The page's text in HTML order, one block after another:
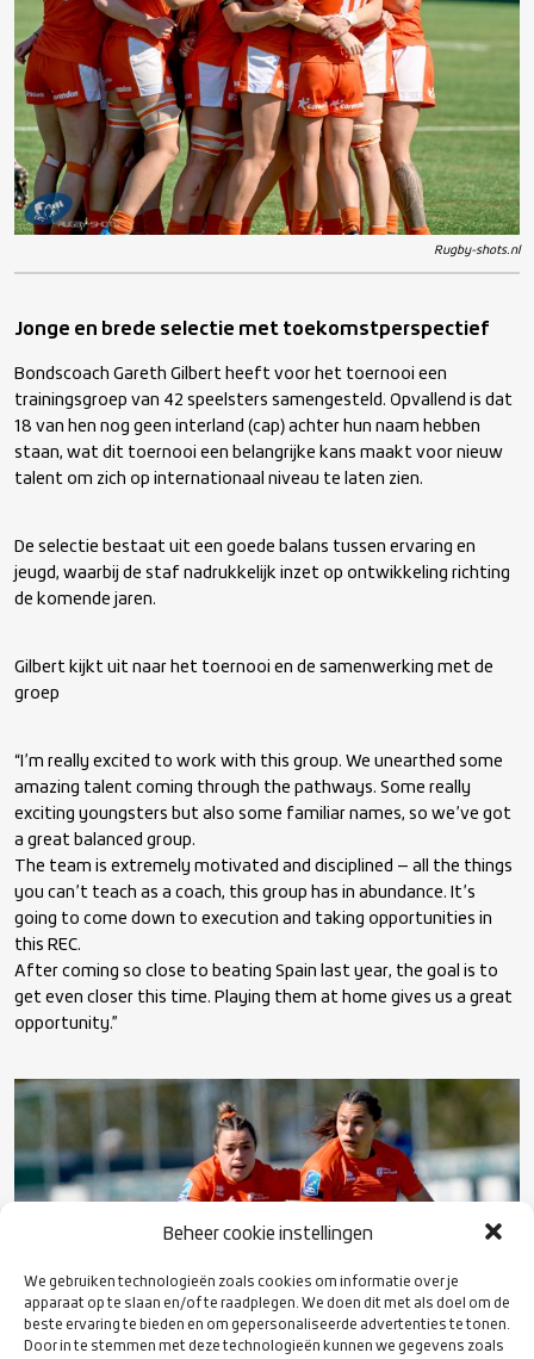
Beheer cookie instellingen
We gebruiken technologieën zoals cookies om informatie over je
apparaat op te slaan en/of te raadplegen. We doen dit met als doel om de
beste ervaring te bieden en om gepersonaliseerde advertenties te tonen.
Door in te stemmen met deze technologieën kunnen we gegevens zoals
Rugby-shots.nl
Jonge en brede selectie met toekomstperspectief
Bondscoach Gareth Gilbert heeft voor het toernooi een
trainingsgroep van 42 speelsters samengesteld. Opvallend is dat
18 van hen nog geen interland (cap) achter hun naam hebben
staan, wat dit toernooi een belangrijke kans maakt voor nieuw
talent om zich op internationaal niveau te laten zien.
De selectie bestaat uit een goede balans tussen ervaring en
jeugd, waarbij de staf nadrukkelijk inzet op ontwikkeling richting
de komende jaren.
Gilbert kijkt uit naar het toernooi en de samenwerking met de
groep
“I’m really excited to work with this group. We unearthed some
amazing talent coming through the pathways. Some really
exciting youngsters but also some familiar names, so we’ve got
a great balanced group.
The team is extremely motivated and disciplined — all the things
you can’t teach as a coach, this group has in abundance. It’s
going to come down to execution and taking opportunities in
this REC.
After coming so close to beating Spain last year, the goal is to
get even closer this time. Playing them at home gives us a great
opportunity.”